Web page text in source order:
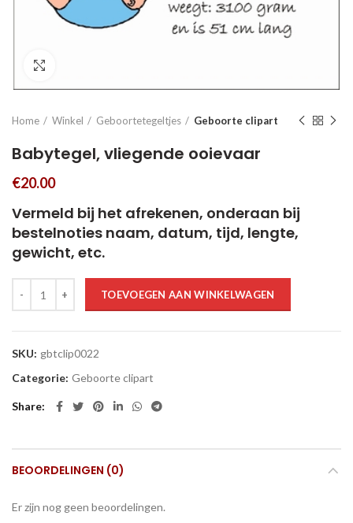
Home Winkel Geboortetegeltjes Geboorte clipart
Babytegel, vliegende ooievaar
€20.00
Vermeld bij het afrekenen, onderaan bij
bestelnoties naam, datum, tijd, lengte,
gewicht, etc.
TOEVOEGEN AAN WINKELWAGEN
SKU: gbtclip0022
Categorie: Geboorte clipart
Share
BEOORDELINGEN (0)
Er zijn nog geen beoordelingen.